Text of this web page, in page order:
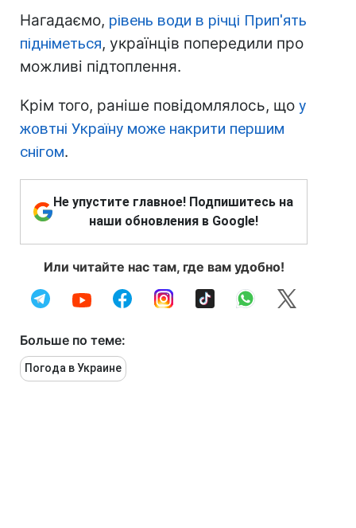
Нагадаємо, рівень води в річці Прип'ять
підніметься, українців попередили про
можливі підтоплення.
Крім того, раніше повідомлялось, що у
жовтні Україну може накрити першим
снігом.
Не упустите главное! Подпишитесь на
наши обновления в Google!
Или читайте нас там, где вам удобно!
Больше по теме:
Погода в Украине